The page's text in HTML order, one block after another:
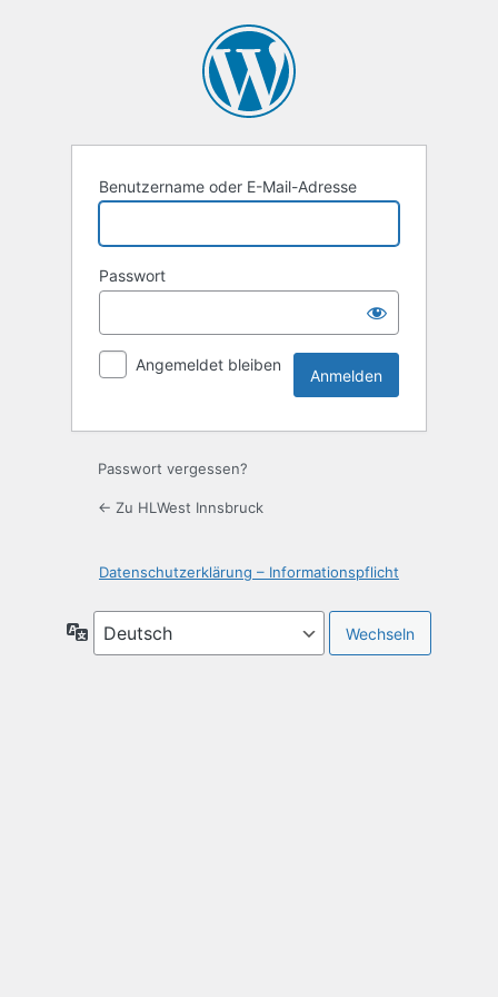
Benutzername oder E-Mail-Adresse
Passwort
Angemeldet bleiben
Passwort vergessen?
← Zu HLWest Innsbruck
Datenschutzerklärung – Informationspflicht
Sprache